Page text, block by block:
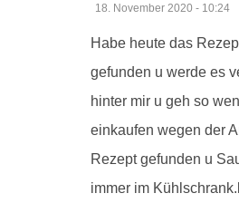
18. November 2020 - 10:24
Habe heute das
gefunden u werde es
hinter mir u geh so
einkaufen wegen der
Rezept gefunden u
immer im